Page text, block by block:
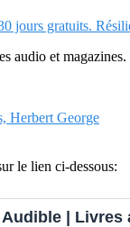
jours gratuits.
audio et
Herbert George
le lien ci-dessous:
Audible | Livres